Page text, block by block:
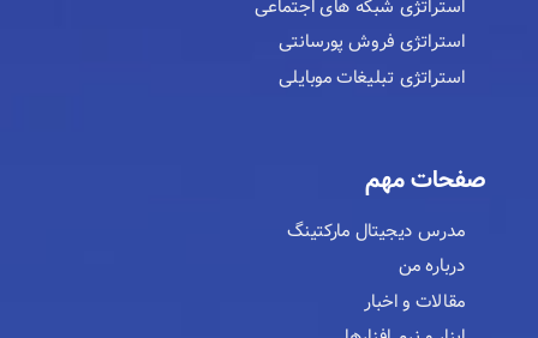
استراتژی شبکه های اجتماعی
استراتژی فروش پورسانتی
استراتژی تبلیغات موبایلی
صفحات مهم
مدرس دیجیتال مارکتینگ
درباره من
مقالات و اخبار